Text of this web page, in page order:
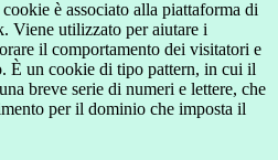
è associato alla piattaforma di
Viene utilizzato per aiutare i
il comportamento dei visitatori e
È un cookie di tipo pattern, in cui il
breve serie di numeri e lettere, che
per il dominio che imposta il